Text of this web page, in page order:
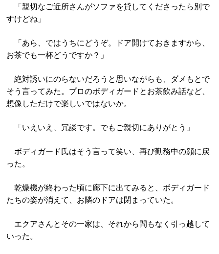
「親切なご近所さんがソファを貸してくださったら別で
すけどね」
「あら、ではうちにどうぞ。ドア開けておきますから、
お茶でも一杯どうですか？」
絶対誘いにのらないだろうと思いながらも、ダメもとで
そう言ってみた。プロのボディガードとお茶飲み話など、
想像しただけで楽しいではないか。
「いえいえ、冗談です。でもご親切にありがとう」
ボディガード氏はそう言って笑い、再び勤務中の顔に戻
った。
乾燥機が終わった頃に廊下に出てみると、ボディガード
たちの姿が消えて、お隣のドアは閉まっていた。
エクアさんとその一家は、それから間もなく引っ越して
いった。